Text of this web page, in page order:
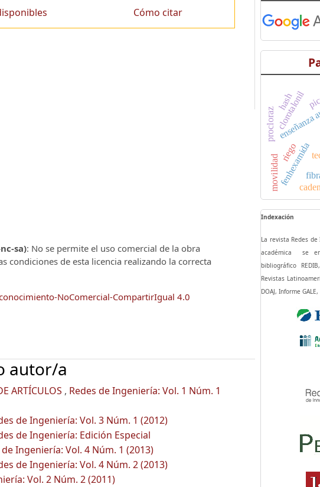
Cómo citar
sa): No se permite el uso comercial de la obra
condiciones de esta licencia realizando la correcta
NoComercial-CompartirIgual 4.0
autor/a
ARTÍCULOS , Redes de Ingeniería: Vol. 1 Núm. 1
de Ingeniería: Vol. 3 Núm. 1 (2012)
de Ingeniería: Edición Especial
de Ingeniería: Vol. 4 Núm. 1 (2013)
de Ingeniería: Vol. 4 Núm. 2 (2013)
Vol. 2 Núm. 2 (2011)
clorotalonil
fenhexamida
procloraz
movilidad
hash
riego
Indexación
La revista Redes
académica se
bibliográfico
Revistas
DOAJ, Informe